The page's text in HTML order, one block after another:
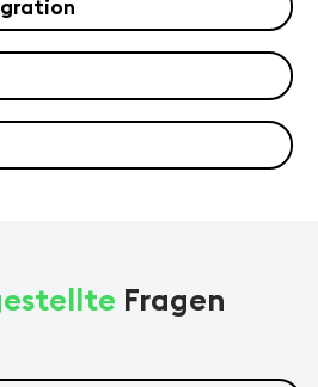
Fragen